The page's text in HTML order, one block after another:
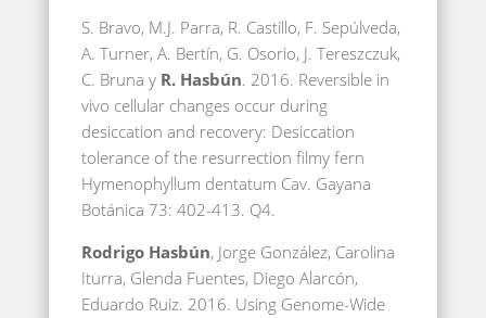
S. Bravo, M.J. Parra, R. Castillo, F. Sepúlveda,
A. Turner, A. Bertín, G. Osorio, J. Tereszczuk,
C. Bruna y R. Hasbún. 2016. Reversible in
vivo cellular changes occur during
desiccation and recovery: Desiccation
tolerance of the resurrection filmy fern
Hymenophyllum dentatum Cav. Gayana
Botánica 73: 402-413. Q4.
Rodrigo Hasbún, Jorge González, Carolina
Iturra, Glenda Fuentes, Diego Alarcón,
Eduardo Ruiz. 2016. Using Genome-Wide